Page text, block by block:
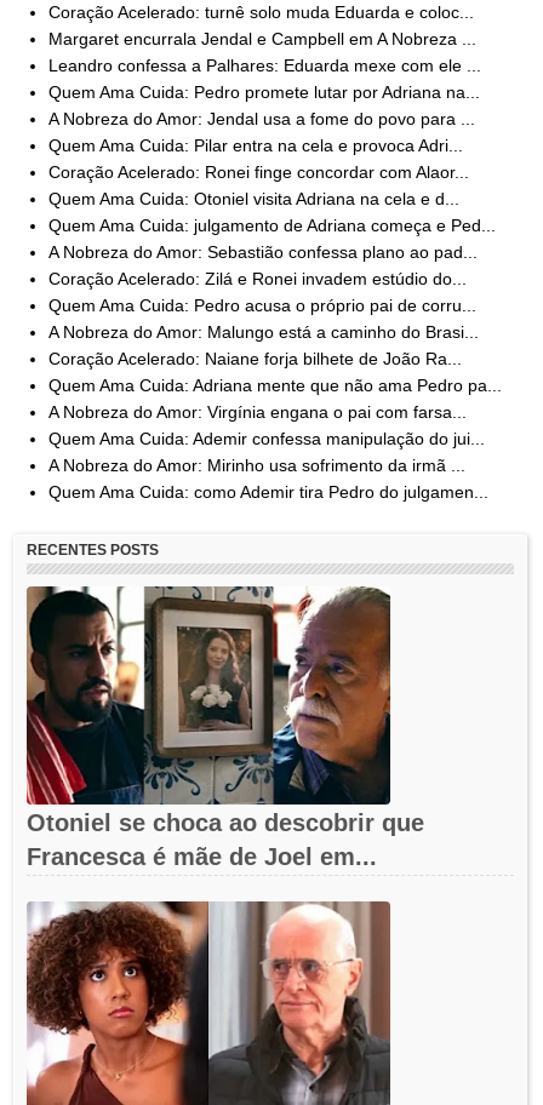
Coração Acelerado: turnê solo muda Eduarda e coloc...
Margaret encurrala Jendal e Campbell em A Nobreza ...
Leandro confessa a Palhares: Eduarda mexe com ele ...
Quem Ama Cuida: Pedro promete lutar por Adriana na...
A Nobreza do Amor: Jendal usa a fome do povo para ...
Quem Ama Cuida: Pilar entra na cela e provoca Adri...
Coração Acelerado: Ronei finge concordar com Alaor...
Quem Ama Cuida: Otoniel visita Adriana na cela e d...
Quem Ama Cuida: julgamento de Adriana começa e Ped...
A Nobreza do Amor: Sebastião confessa plano ao pad...
Coração Acelerado: Zilá e Ronei invadem estúdio do...
Quem Ama Cuida: Pedro acusa o próprio pai de corru...
A Nobreza do Amor: Malungo está a caminho do Brasi...
Coração Acelerado: Naiane forja bilhete de João Ra...
Quem Ama Cuida: Adriana mente que não ama Pedro pa...
A Nobreza do Amor: Virgínia engana o pai com farsa...
Quem Ama Cuida: Ademir confessa manipulação do jui...
A Nobreza do Amor: Mirinho usa sofrimento da irmã ...
Quem Ama Cuida: como Ademir tira Pedro do julgamen...
RECENTES POSTS
Otoniel se choca ao descobrir que
Francesca é mãe de Joel em...